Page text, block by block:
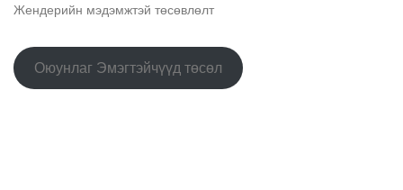
Жендерийн мэдэмжтэй төсөвлөлт
Оюунлаг Эмэгтэйчүүд төсөл